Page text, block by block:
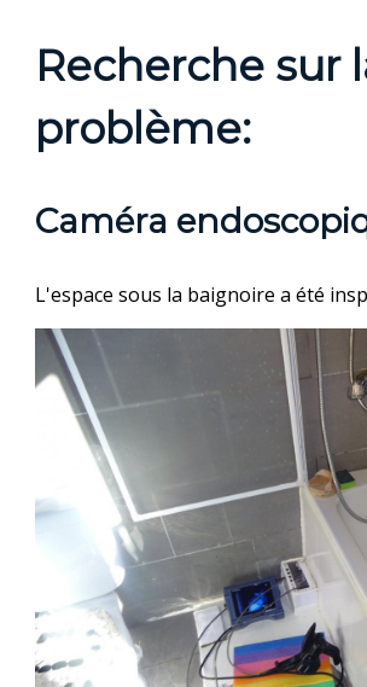
Recherche sur
problème:
Caméra
L'espace sous la baignoire a été